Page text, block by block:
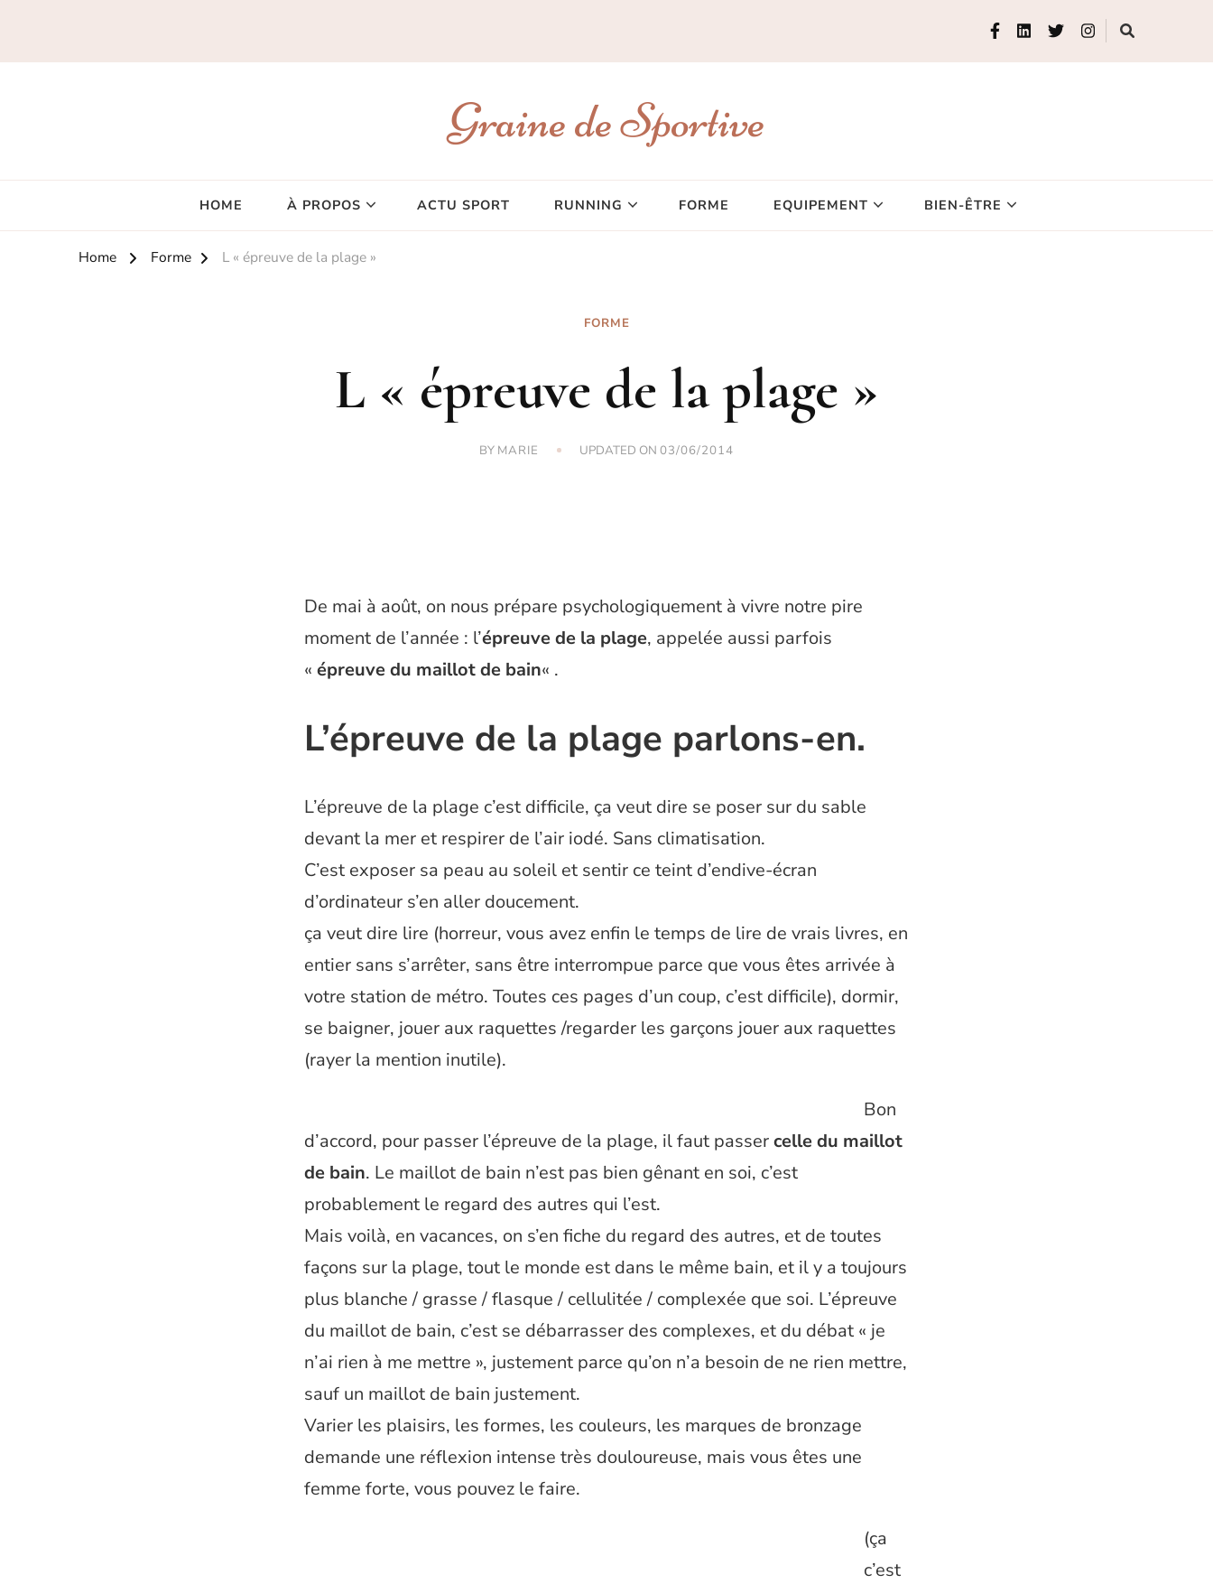
Graine de Sportive
HOME À PROPOS ACTU SPORT RUNNING FORME EQUIPEMENT BIEN-ÊTRE
Home Forme L « épreuve de la plage »
FORME
L « épreuve de la plage »
BY MARIE UPDATED ON 03/06/2014
De mai à août, on nous prépare psychologiquement à vivre notre pire
moment de l’année : l’épreuve de la plage, appelée aussi parfois
« épreuve du maillot de bain« .
L’épreuve de la plage parlons-en.
L’épreuve de la plage c’est difficile, ça veut dire se poser sur du sable
devant la mer et respirer de l’air iodé. Sans climatisation.
C’est exposer sa peau au soleil et sentir ce teint d’endive-écran
d’ordinateur s’en aller doucement.
ça veut dire lire (horreur, vous avez enfin le temps de lire de vrais livres, en
entier sans s’arrêter, sans être interrompue parce que vous êtes arrivée à
votre station de métro. Toutes ces pages d’un coup, c’est difficile), dormir,
se baigner, jouer aux raquettes /regarder les garçons jouer aux raquettes
(rayer la mention inutile).
Bon
d’accord, pour passer l’épreuve de la plage, il faut passercelle du maillot
de bain. Le maillot de bain n’est pas bien gênant en soi, c’est
probablement le regard des autres qui l’est.
Mais voilà, en vacances, on s’en fiche du regard des autres, et de toutes
façons sur la plage, tout le monde est dans le même bain, et il y a toujours
plus blanche / grasse / flasque / cellulitée / complexée que soi. L’épreuve
du maillot de bain, c’est se débarrasser des complexes, et du débat « je
n’ai rien à me mettre », justement parce qu’on n’a besoin de ne rien mettre,
sauf un maillot de bain justement.
Varier les plaisirs, les formes, les couleurs, les marques de bronzage
demande une réflexion intense très douloureuse, mais vous êtes une
femme forte, vous pouvez le faire.
(ça
c’est